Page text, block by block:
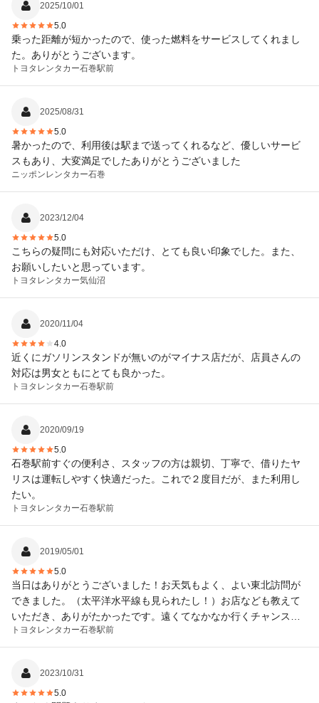
2025/10/01
5.0
乗った距離が短かったので、使った燃料をサービスしてくれまし
た。ありがとうございます。
トヨタレンタカー石巻駅前
2025/08/31
5.0
暑かったので、利用後は駅まで送ってくれるなど、優しいサービ
スもあり、大変満足でしたありがとうございました
ニッポンレンタカー石巻
2023/12/04
5.0
こちらの疑問にも対応いただけ、とても良い印象でした。また、
お願いしたいと思っています。
トヨタレンタカー気仙沼
2020/11/04
4.0
近くにガソリンスタンドが無いのがマイナス店だが、店員さんの
対応は男女ともにとても良かった。
トヨタレンタカー石巻駅前
2020/09/19
5.0
石巻駅前すぐの便利さ、スタッフの方は親切、丁寧で、借りたヤ
リスは運転しやすく快適だった。これで２度目だが、また利用し
たい。
トヨタレンタカー石巻駅前
2019/05/01
5.0
当日はありがとうございました！お天気もよく、よい東北訪問が
できました。（太平洋水平線も見られたし！）お店なども教えて
いただき、ありがたかったです。遠くてなかなか行くチャンスが
少ない私ですが、その時はまた利用させていただきたいです。
トヨタレンタカー石巻駅前
2023/10/31
5.0